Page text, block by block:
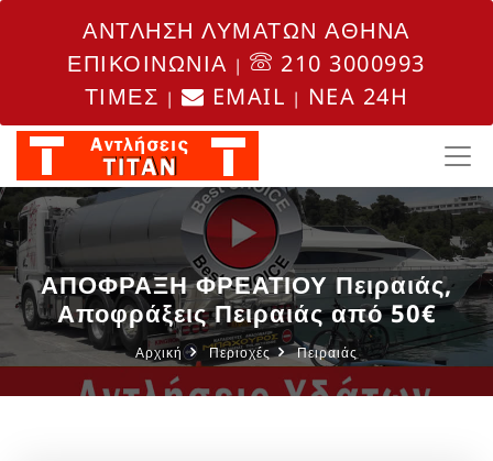
ΑΝΤΛΗΣΗ ΛΥΜΑΤΩΝ ΑΘΗΝΑ
ΕΠΙΚΟΙΝΩΝΙΑ |
210 3000993
ΤΙΜΕΣ | EMAIL | NEA 24H
ΑΠΟΦΡΑΞΗ ΦΡΕΑΤΙΟΥ Πειραιάς,
Αποφράξεις Πειραιάς από 50€
Αρχική Περιοχές Πειραιάς